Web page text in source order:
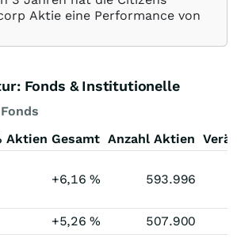
Aktie eine Performance von
Fonds & Institutionelle
Fonds
Aktien Gesamt Anzahl Aktien
+6,16% 593.996
+5,26%
507.900